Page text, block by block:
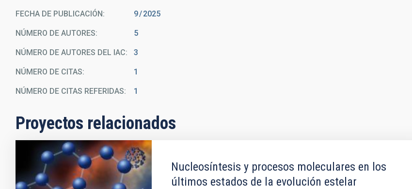
FECHA DE PUBLICACIÓN: 9 2025
NÚMERO DE AUTORES 5
NÚMERO DE AUTORES DEL IAC 3
NÚMERO DE CITAS 1
NÚMERO DE CITAS REFERIDAS 1
Proyectos relacionados
Nucleosíntesis y procesos moleculares en los
últimos estados de la evolución estelar